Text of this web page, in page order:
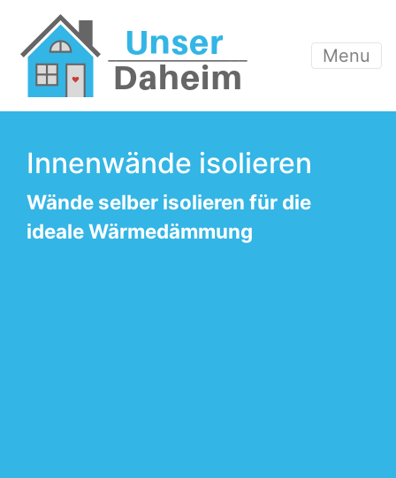
Menu
Innenwände isolieren
Wände selber isolieren für die
ideale Wärmedämmung